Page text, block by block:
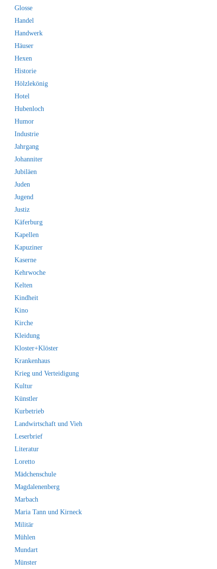
Glosse
Handel
Handwerk
Häuser
Hexen
Historie
Hölzlekönig
Hotel
Hubenloch
Humor
Industrie
Jahrgang
Johanniter
Jubiläen
Juden
Jugend
Justiz
Käferburg
Kapellen
Kapuziner
Kaserne
Kehrwoche
Kelten
Kindheit
Kino
Kirche
Kleidung
Kloster+Klöster
Krankenhaus
Krieg und Verteidigung
Kultur
Künstler
Kurbetrieb
Landwirtschaft und Vieh
Leserbrief
Literatur
Loretto
Mädchenschule
Magdalenenberg
Marbach
Maria Tann und Kirneck
Militär
Mühlen
Mundart
Münster